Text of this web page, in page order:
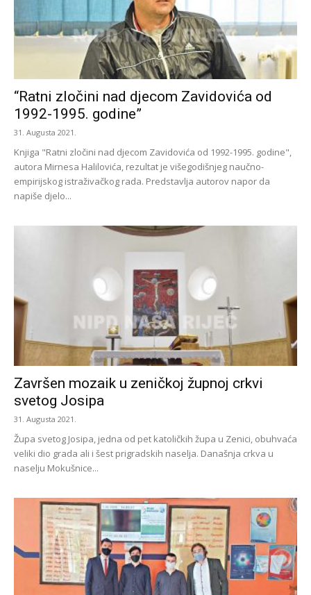
“Ratni zločini nad djecom Zavidovića od
1992-1995. godine”
31. Augusta 2021.
Knjiga "Ratni zločini nad djecom Zavidovića od 1992-1995. godine",
autora Mirnesa Halilovića, rezultat je višegodišnjeg naučno-
empirijskog istraživačkog rada. Predstavlja autorov napor da
napiše djelo...
Završen mozaik u zeničkoj župnoj crkvi
svetog Josipa
31. Augusta 2021.
Župa svetog Josipa, jedna od pet katoličkih župa u Zenici, obuhvaća
veliki dio grada ali i šest prigradskih naselja. Današnja crkva u
naselju Mokušnice...